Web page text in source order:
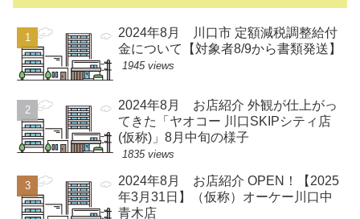
2024年8月 川口市 定額減税調整給付
金について【対象者8/9から書類発送】
1945 views
2024年8月 お店紹介 外観が仕上がっ
てきた「ヤオコー 川口SKIPシティ店
(仮称)」8月中旬の様子
1835 views
2024年8月 お店紹介 OPEN！【2025
年3月31日】（仮称）オーケー川口中
青木店